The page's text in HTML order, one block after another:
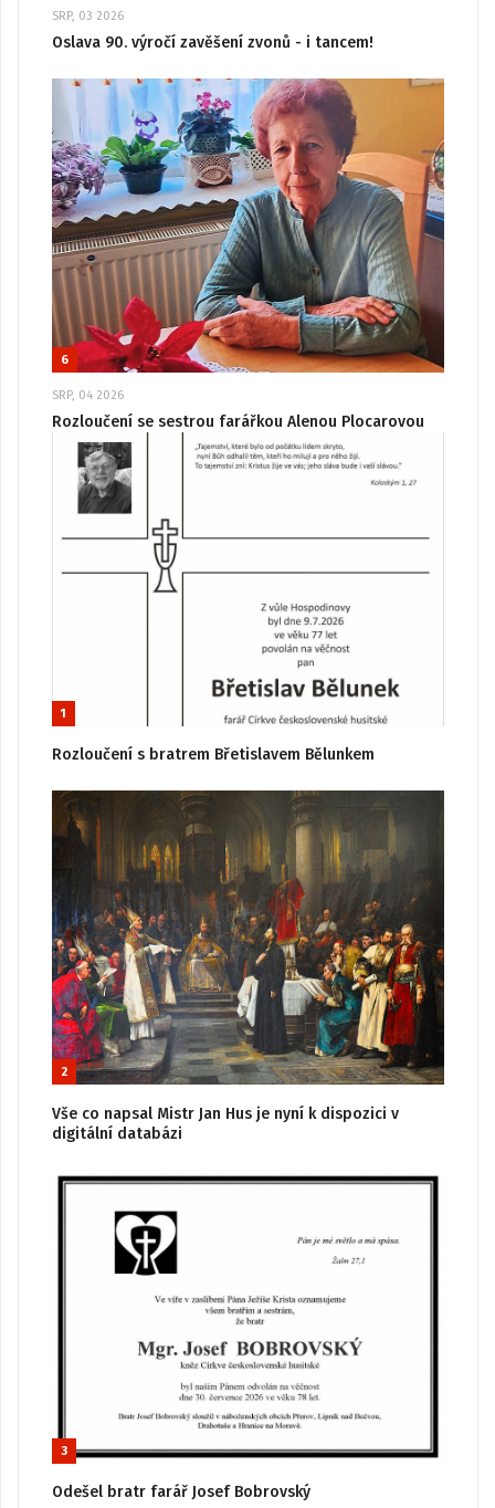
SRP, 03 2026
Oslava 90. výročí zavěšení zvonů - i tancem!
6
SRP, 04 2026
Rozloučení se sestrou farářkou Alenou Plocarovou
1
Rozloučení s bratrem Břetislavem Bělunkem
2
Vše co napsal Mistr Jan Hus je nyní k dispozici v
digitální databázi
3
Odešel bratr farář Josef Bobrovský